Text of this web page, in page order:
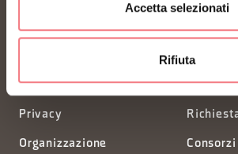
Accetta selezionati
Rifiuta
32100 Belluno - Italia
segreteria@dmodolomiti.it
Privacy
Organizzazione